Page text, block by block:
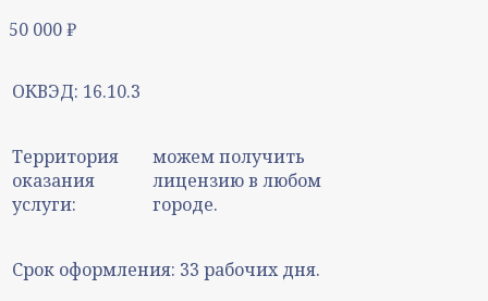
50 000₽
ОКВЭД: 16.10.3
Территория
оказания
услуги:
можем получить
лицензию в любом
городе.
Срок оформления: 33 рабочих дня.